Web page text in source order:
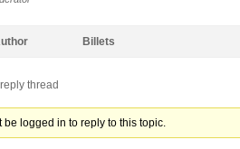
Billets
thread
be logged in to reply to this topic.